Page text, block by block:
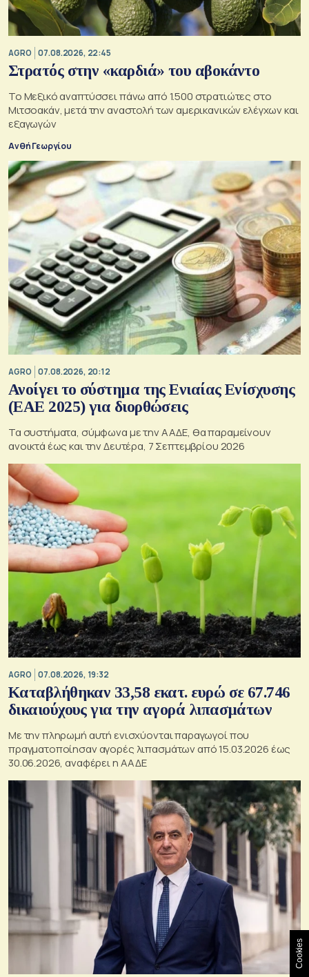
AGRO 07.08.2026, 22:45
Στρατός στην «καρδιά» του αβοκάντο
Το Μεξικό αναπτύσσει πάνω από 1.500 στρατιώτες στο
Μιτσοακάν, μετά την αναστολή των αμερικανικών ελέγχων και
εξαγωγών
Ανθή Γεωργίου
AGRO 07.08.2026, 20:12
Ανοίγει το σύστημα της Ενιαίας Ενίσχυσης
(ΕΑΕ 2025) για διορθώσεις
Τα συστήματα, σύμφωνα με την ΑΑΔΕ, θα παραμείνουν
ανοικτά έως και την Δευτέρα, 7 Σεπτεμβρίου 2026
AGRO 07.08.2026, 19:32
Καταβλήθηκαν 33,58 εκατ. ευρώ σε 67.746
δικαιούχους για την αγορά λιπασμάτων
Με την πληρωμή αυτή ενισχύονται παραγωγοί που
πραγματοποίησαν αγορές λιπασμάτων από 15.03.2026 έως
30.06.2026, αναφέρει η ΑΑΔΕ
Cookies